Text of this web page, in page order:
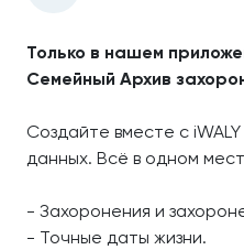
Только в нашем
Семейный Архив
Создайте вместе с
данных. Всё в одном
- Захоронения и
- Точные даты жизни.